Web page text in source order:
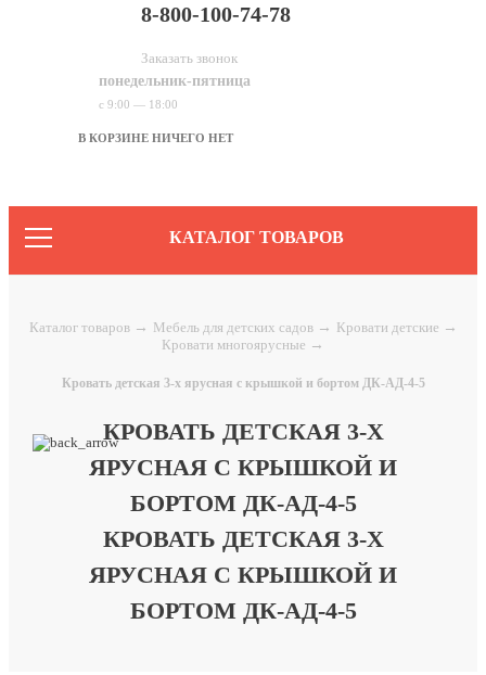
8-800-100-74-78
Заказать звонок
понедельник-пятница
с 9:00 — 18:00
В КОРЗИНЕ НИЧЕГО НЕТ
КАТАЛОГ ТОВАРОВ
Каталог товаров → Мебель для детских садов → Кровати детские →
Кровати многоярусные →
Кровать детская 3-х ярусная с крышкой и бортом ДК-АД-4-5
КРОВАТЬ ДЕТСКАЯ 3-Х
ЯРУСНАЯ С КРЫШКОЙ И
БОРТОМ ДК-АД-4-5
КРОВАТЬ ДЕТСКАЯ 3-Х
ЯРУСНАЯ С КРЫШКОЙ И
БОРТОМ ДК-АД-4-5